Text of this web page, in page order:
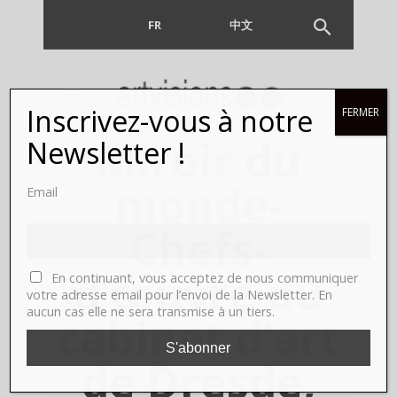
FR 中文
Miroir du
d’œuvre du
cabinet d’art
de Dresde,
Inscrivez-vous à notre
Newsletter !
Email
En continuant, vous acceptez de nous communiquer
votre adresse email pour l’envoi de la Newsletter. En
aucun cas elle ne sera transmise à un tiers.
FERMER